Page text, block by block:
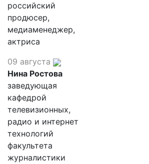
российский
продюсер,
медиаменеджер,
актриса
09 августа
Нина Ростова
заведующая
кафедрой
телевизионных,
радио и интернет
технологий
факультета
журналистики